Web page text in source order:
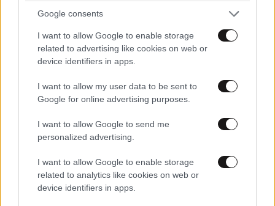
Google consents
I want to allow Google to enable storage
related to advertising like cookies on web or
device identifiers in apps.
I want to allow my user data to be sent to
Google for online advertising purposes.
I want to allow Google to send me
personalized advertising.
I want to allow Google to enable storage
related to analytics like cookies on web or
device identifiers in apps.
LIFESTYLE 2 ω. πριν